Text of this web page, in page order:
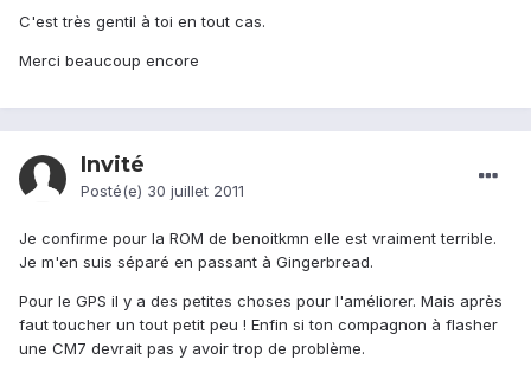
C'est très gentil à toi en tout cas.
Merci beaucoup encore
Invité
Posté(e) 30 juillet 2011
Je confirme pour la ROM de benoitkmn elle est vraiment terrible.
Je m'en suis séparé en passant à Gingerbread.
Pour le GPS il y a des petites choses pour l'améliorer. Mais après
faut toucher un tout petit peu ! Enfin si ton compagnon à flasher
une CM7 devrait pas y avoir trop de problème.